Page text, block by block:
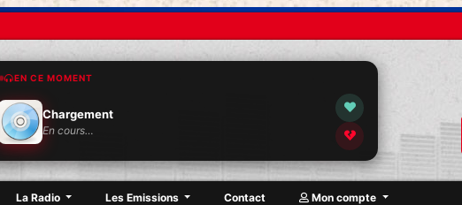
EN CE MOMENT
Chargement
En cours…
La Radio Les Emissions Contact Mon compte